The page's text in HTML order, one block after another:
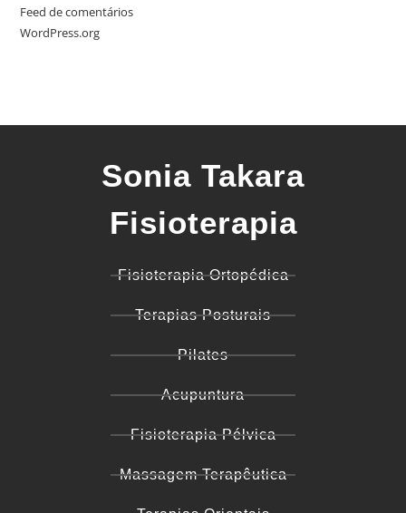
Feed de comentários
WordPress.org
Sonia Takara
Fisioterapia
Fisioterapia Ortopédica
Terapias Posturais
Pilates
Acupuntura
Fisioterapia Pélvica
Massagem Terapêutica